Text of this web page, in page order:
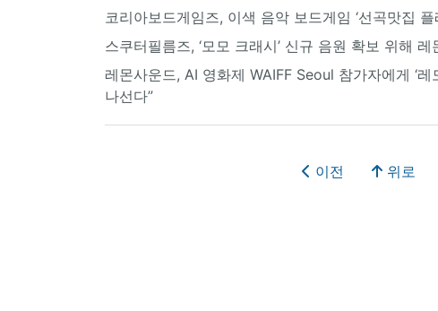
코리아보드게임즈, 이색 음악 보드게임 ‘선곡맛집 플
스쿠터필름즈, ‘모모 크래시’ 신규 음원 확보 위해
레몬사운드, AI 영화제 WAIFF Seoul 참가자에게 ‘
나선다”
이전 위로